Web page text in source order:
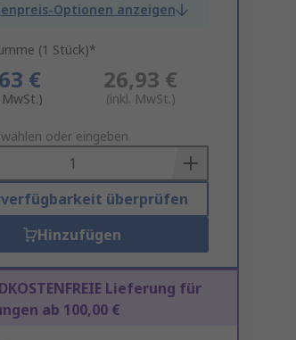
Optionen anzeigen
(1 Stück)*
€ 26,93 €
(inkl. MwSt.)
oder eingeben
überprüfen
Hinzufügen
Lieferung für
ab 100,00 €